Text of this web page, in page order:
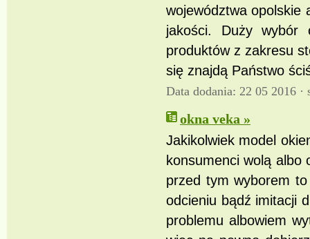
województwa opolskie
jakości. Duży wybór
produktów z zakresu
się znajdą Państwo
Data dodania: 22 05 2016 ·
okna veka »
Jakikolwiek model
konsumenci wolą albo
przed tym wyborem
odcieniu bądź imitacji
problemu albowiem